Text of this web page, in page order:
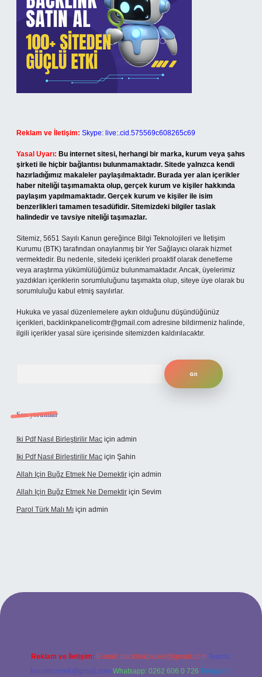
Reklam ve İletişim: Skype: live:.cid.575569c608265c69
Yasal Uyarı: Bu internet sitesi, herhangi bir marka, kurum veya şahıs
şirketi ile hiçbir bağlantısı bulunmamaktadır. Sitede yalnızca kendi
hazırladığımız makaleler paylaşılmaktadır. Burada yer alan içerikler
haber niteliği taşımamakta olup, gerçek kurum ve kişiler hakkında
paylaşım yapılmamaktadır. Gerçek kurum ve kişiler ile isim
benzerlikleri tamamen tesadüfidir. Sitemizdeki bilgiler taslak
halindedir ve tavsiye niteliği taşımazlar.
Sitemiz, 5651 Sayılı Kanun gereğince Bilgi Teknolojileri ve İletişim
Kurumu (BTK) tarafından onaylanmış bir Yer Sağlayıcı olarak hizmet
vermektedir. Bu nedenle, sitedeki içerikleri proaktif olarak denetleme
veya araştırma yükümlülüğümüz bulunmamaktadır. Ancak, üyelerimiz
yazdıkları içeriklerin sorumluluğunu taşımakta olup, siteye üye olarak bu
sorumluluğu kabul etmiş sayılırlar.
Hukuka ve yasal düzenlemelere aykırı olduğunu düşündüğünüz
içerikleri, backlinkpanelicomtr@gmail.com adresine bildirmeniz halinde,
ilgili içerikler yasal süre içerisinde sitemizden kaldırılacaktır.
Son yorumlar
Iki Pdf Nasıl Birleştirilir Mac için admin
Iki Pdf Nasıl Birleştirilir Mac için Şahin
Allah Için Buğz Etmek Ne Demektir için admin
Allah Için Buğz Etmek Ne Demektir için Sevim
Parol Türk Malı Mı için admin
Reklam ve İletişim: E-mail: backlinkpaneli@gmail.com Teams:
forumhizmeti@gmail.com Whatsapp: 0262 606 0 726 Telegram: